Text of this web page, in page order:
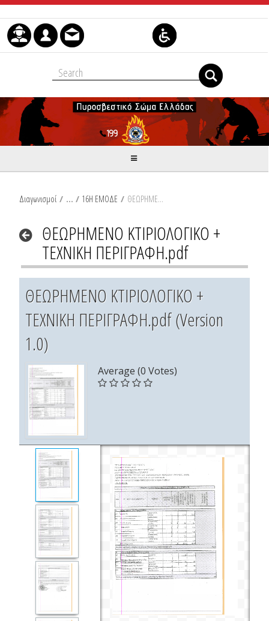
Skip to Content
Διαγωνισμοί / 16Η ΕΜΟΔΕ / ΘΕΩΡΗΜΕΝΟ ΚΤΙΡΙΟΛΟΓΙΚΟ + ΤΕΧΝΙΚΗ ΠΕΡΙΓΡΑΦΗ.pdf
ΘΕΩΡΗΜΕΝΟ ΚΤΙΡΙΟΛΟΓΙΚΟ +
ΤΕΧΝΙΚΗ ΠΕΡΙΓΡΑΦΗ.pdf
ΘΕΩΡΗΜΕΝΟ ΚΤΙΡΙΟΛΟΓΙΚΟ +
ΤΕΧΝΙΚΗ ΠΕΡΙΓΡΑΦΗ.pdf (Version
1.0)
Average (0 Votes)